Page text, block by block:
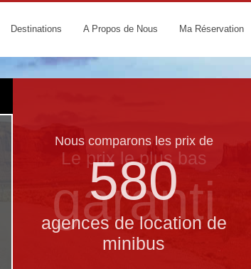
Destinations A Propos de Nous Ma Réservation
Nous comparons les prix de
580
agences de location de
minibus
Le prix le​ plus bas
garanti